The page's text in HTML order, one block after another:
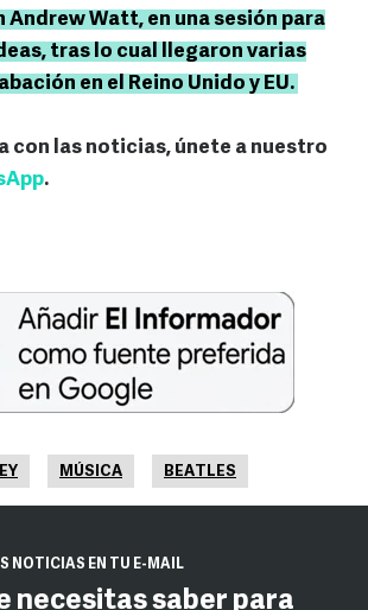
Andrew Watt, en una sesión para
tras lo cual llegaron varias
en el Reino Unido y EU.
con las noticias, únete a nuestro
.
MÚSICA BEATLES
NOTICIAS EN TU E-MAIL
necesitas saber para